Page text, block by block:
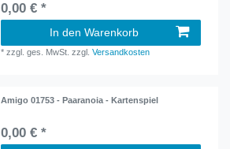
0,00 € *
In den Warenkorb
*zzgl. ges. MwSt. zzgl.Versandkosten
Amigo 01753 - Paaranoia - Kartenspiel
0,00 € *